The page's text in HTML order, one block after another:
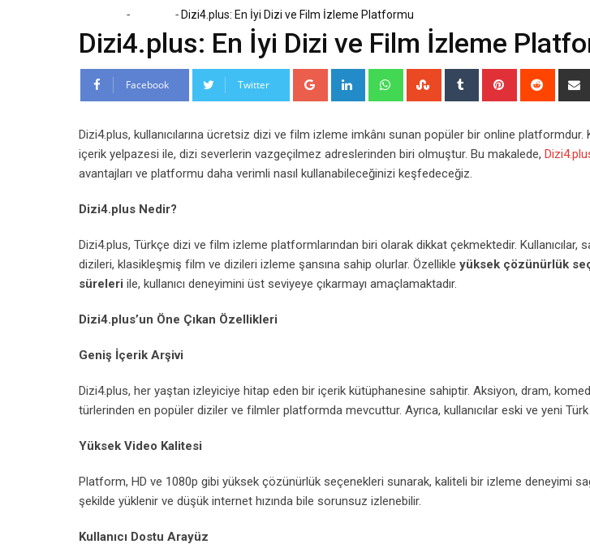
- - Dizi4.plus: En İyi Dizi ve Film İzleme Platformu
Dizi4.plus: En İyi Dizi ve Film İzleme
Facebook Twitter Google+ LinkedIn WhatsappStumbleUpon
Tumblr Pinterest Reddit
Dizi4.plus, kullanıcılarına ücretsiz dizi ve film izleme imkânı sunan popüler bir online platformdur.
içerik yelpazesi ile, dizi severlerin vazgeçilmez adreslerinden biri olmuştur. Bu makalede,
avantajları ve platformu daha verimli nasıl kullanabileceğinizi keşfedeceğiz.
Dizi4.plus Nedir?
Dizi4.plus, Türkçe dizi ve film izleme platformlarından biri olarak dikkat çekmektedir. Kullanıcılar,
dizileri, klasikleşmiş film ve dizileri izleme şansına sahip olurlar. Özellikle yüksek çözünürlük
süreleri ile, kullanıcı deneyimini üst seviyeye çıkarmayı amaçlamaktadır.
Dizi4.plus’un Öne Çıkan Özellikleri
Geniş İçerik Arşivi
Dizi4.plus, her yaştan izleyiciye hitap eden bir içerik kütüphanesine sahiptir. Aksiyon, dram,
türlerinden en popüler diziler ve filmler platformda mevcuttur. Ayrıca, kullanıcılar eski ve yeni
Yüksek Video Kalitesi
Platform, HD ve 1080p gibi yüksek çözünürlük seçenekleri sunarak, kaliteli bir izleme deneyimi
şekilde yüklenir ve düşük internet hızında bile sorunsuz izlenebilir.
Kullanıcı Dostu Arayüz